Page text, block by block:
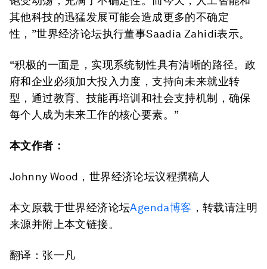
其他科技的迅猛发展可能会造成更多的不确定
性，”世界经济论坛执行董事Saadia Zahidi表示。
“积极的一面是，实现系统韧性具有清晰的路径。政
府和企业必须加大投入力度，支持向未来就业转
型，通过教育、技能再培训和社会支持机制，确保
每个人成为未来工作的核心要素。”
本文作者：
Johnny Wood，世界经济论坛议程撰稿人
本文原载于世界经济论坛Agenda博客 ，转载请注明
来源并附上本文链接。
翻译：张一凡